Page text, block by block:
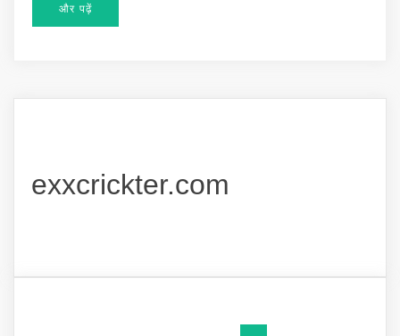
और पढ़ें
exxcrickter.com